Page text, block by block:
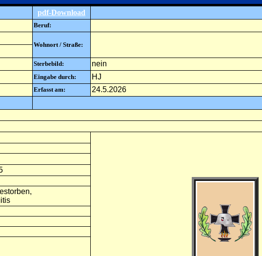
pdf-Download
Beruf:
Wohnort / Straße:
Sterbebild: nein
Eingabe durch: HJ
Erfasst am: 24.5.2026